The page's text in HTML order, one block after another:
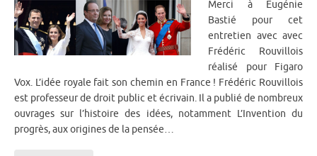
Merci à Eugénie
Bastié pour cet
entretien avec avec
Frédéric Rouvillois
réalisé pour Figaro
Vox. L’idée royale fait son chemin en France ! Frédéric Rouvillois
est professeur de droit public et écrivain. Il a publié de nombreux
ouvrages sur l’histoire des idées, notamment L’Invention du
progrès, aux origines de la pensée…